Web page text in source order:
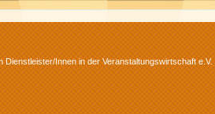
Innen in der Veranstaltungswirtschaft e.V.